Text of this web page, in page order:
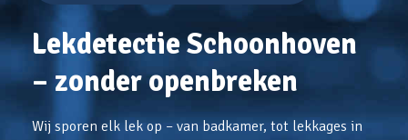
Lekdetectie Schoonhoven
– zonder openbreken
Wij sporen elk lek op – van badkamer, tot lekkages in